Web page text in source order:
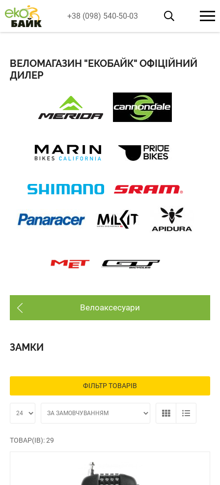
+38 (098) 540-50-03
ВЕЛОМАГАЗИН "ЕКОБАЙК" ОФІЦІЙНИЙ
ДИЛЕР
Велоаксесуари
ЗАМКИ
ФІЛЬТР ТОВАРІВ
ТОВАР(ІВ): 29